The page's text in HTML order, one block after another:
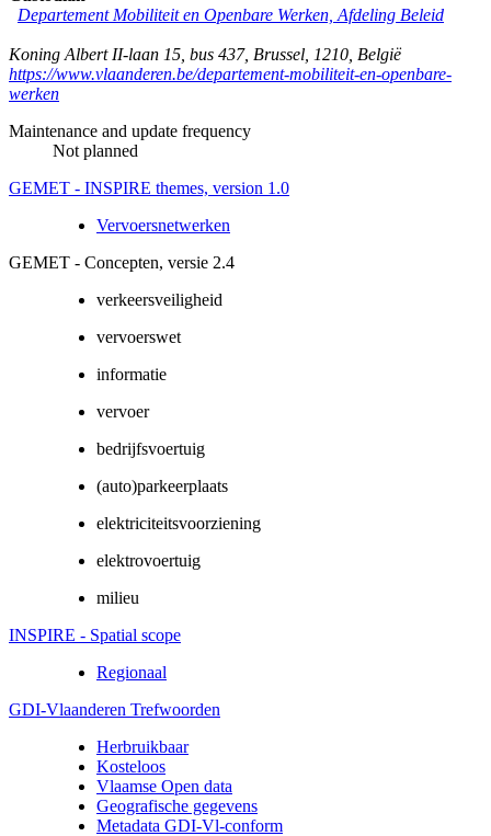
Departement Mobiliteit en Openbare Werken, Afdeling Beleid
Koning Albert II-laan 15, bus 437, Brussel 1210 België
https://www.vlaanderen.be/departement-mobiliteit-en-openbare-
werken
Maintenance and update frequency
Not planned
GEMET - INSPIRE themes, version 1.0
Vervoersnetwerken
GEMET - Concepten, versie 2.4
verkeersveiligheid
vervoerswet
informatie
vervoer
bedrijfsvoertuig
(auto)parkeerplaats
elektriciteitsvoorziening
elektrovoertuig
milieu
INSPIRE - Spatial scope
Regionaal
GDI-Vlaanderen Trefwoorden
Herbruikbaar
Kosteloos
Vlaamse Open data
Geografische gegevens
Metadata GDI-Vl-conform